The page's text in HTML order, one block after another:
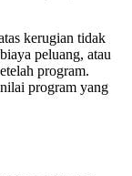
kerugian tidak
peluang, atau
program.
program yang